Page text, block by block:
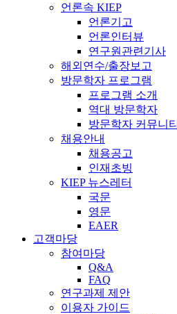
언론속 KIEP
언론기고
언론인터뷰
연구원관련기사
해외연수/출장보고
방문학자 프로그램
프로그램 소개
역대 방문학자
방문학자 커뮤니티
채용안내
채용공고
인재초빙
KIEP 뉴스레터
국문
영문
EAER
고객마당
참여마당
Q&A
FAQ
연구과제 제안
이용자 가이드